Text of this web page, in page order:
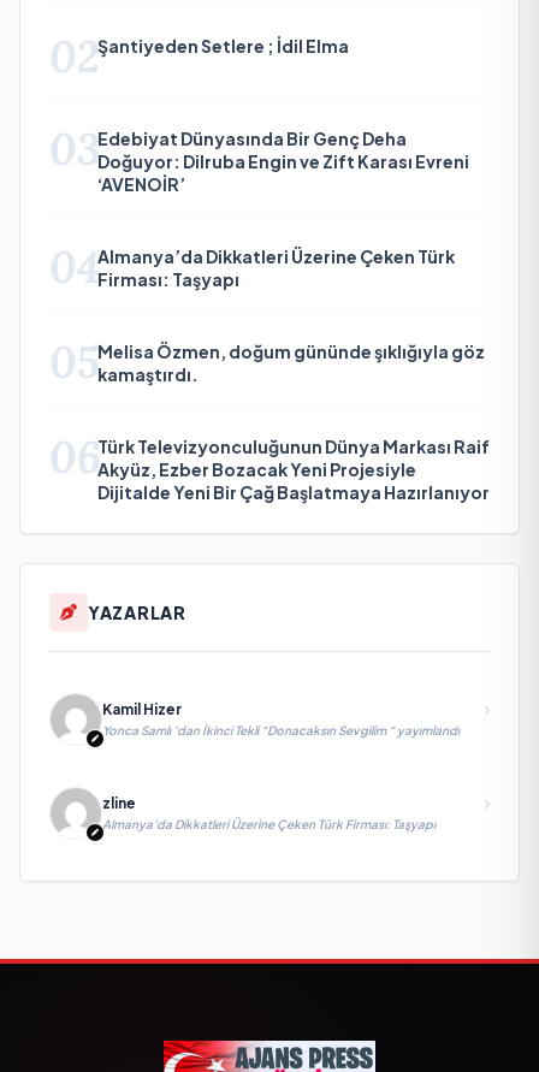
02Şantiyeden Setlere ; İdil Elma
03Edebiyat Dünyasında Bir Genç Deha
Doğuyor: Dilruba Engin ve Zift Karası Evreni
‘AVENOİR’
04Almanya’da Dikkatleri Üzerine Çeken Türk
Firması: Taşyapı
05Melisa Özmen, doğum gününde şıklığıyla göz
kamaştırdı.
06Türk Televizyonculuğunun Dünya Markası Raif
Akyüz, Ezber Bozacak Yeni Projesiyle
Dijitalde Yeni Bir Çağ Başlatmaya Hazırlanıyor
YAZARLAR
Kamil Hizer
Yonca Samlı ‘dan İkinci Tekli “Donacaksın Sevgilim “ yayımlandı
zline
Almanya’da Dikkatleri Üzerine Çeken Türk Firması: Taşyapı